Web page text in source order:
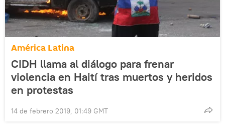
América Latina
CIDH llama al diálogo para frenar
violencia en Haití tras muertos y heridos
en protestas
14 de febrero 2019, 01:49 GMT